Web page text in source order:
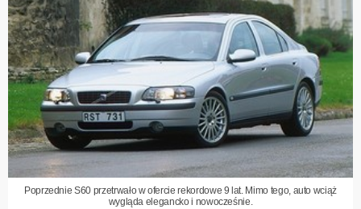
Poprzednie S60 przetrwało w ofercie rekordowe 9 lat. Mimo tego, auto wciąż
wygląda elegancko i nowocześnie.